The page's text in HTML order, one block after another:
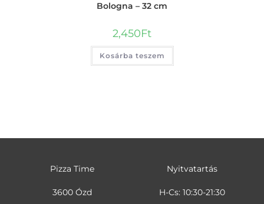
Bologna – 32 cm
2,450Ft
Kosárba teszem
Pizza Time
3600 Ózd
Nyitvatartás
H-Cs: 10:30-21:30